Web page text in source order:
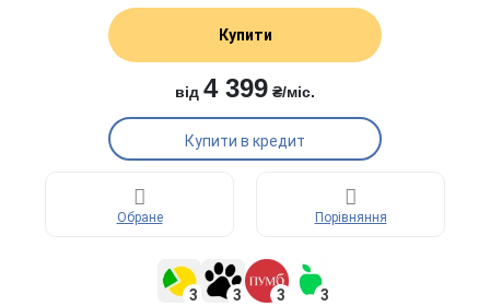
Купити
від 4 399 ₴/міс.
Купити в кредит
Обране Порівняння
3 3 3 3